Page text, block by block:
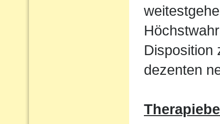
Disposition
dezenten